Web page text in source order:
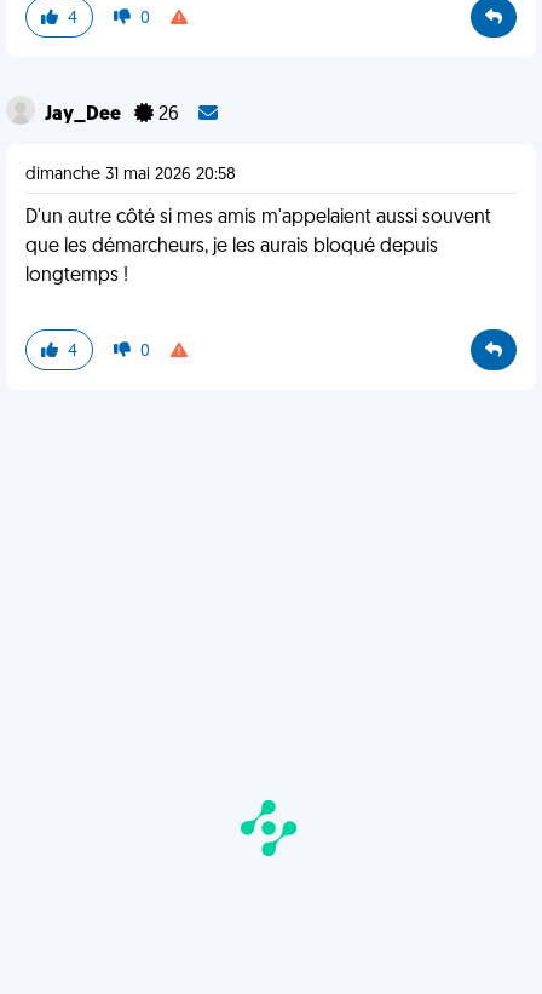
4 0
Jay_Dee 26
dimanche 31 mai 2026 20:58
D'un autre côté si mes amis m'appelaient aussi souvent
que les démarcheurs, je les aurais bloqué depuis
longtemps !
4 0